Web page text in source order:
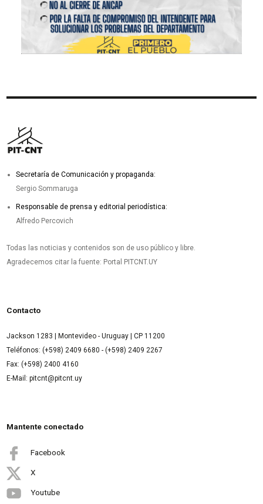
Secretaría de Comunicación y propaganda:
Sergio Sommaruga
Responsable de prensa y editorial periodística:
Alfredo Percovich
Todas las noticias y contenidos son de uso público y libre.
Agradecemos citar la fuente: Portal PITCNT.UY
Contacto
Jackson 1283 | Montevideo - Uruguay | CP 11200
Teléfonos: (+598) 2409 6680 - (+598) 2409 2267
Fax: (+598) 2400 4160
E-Mail: pitcnt@pitcnt.uy
Mantente conectado
Facebook
X
Youtube